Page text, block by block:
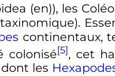
(en)), les
continentaux,
colonisé[5], cet
les